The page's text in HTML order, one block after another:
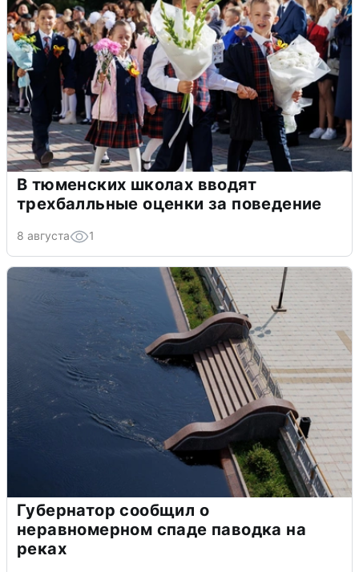
В тюменских школах вводят
трехбалльные оценки за поведение
8 августа 1
Губернатор сообщил о
неравномерном спаде паводка на
реках